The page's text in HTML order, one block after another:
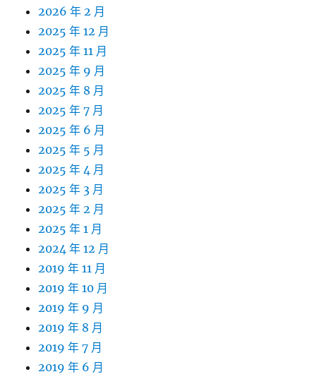
2026 年 2 月
2025 年 12 月
2025 年 11 月
2025 年 9 月
2025 年 8 月
2025 年 7 月
2025 年 6 月
2025 年 5 月
2025 年 4 月
2025 年 3 月
2025 年 2 月
2025 年 1 月
2024 年 12 月
2019 年 11 月
2019 年 10 月
2019 年 9 月
2019 年 8 月
2019 年 7 月
2019 年 6 月